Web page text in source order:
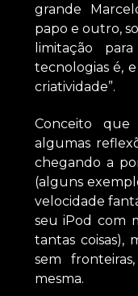
grande
papo e outro,
limitação
tecnologias é,
criatividade”.
Conceito
algumas
chegando a
(alguns
velocidade
seu iPod com
tantas coisas),
sem
mesma.